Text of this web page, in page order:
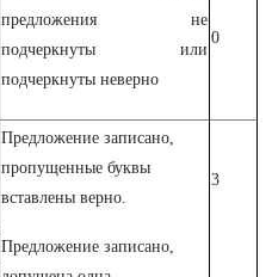
предложения не
подчеркнуты или
подчеркнуты неверно
0
Предложение записано,
пропущенные буквы
вставлены верно.
Предложение записано,
3